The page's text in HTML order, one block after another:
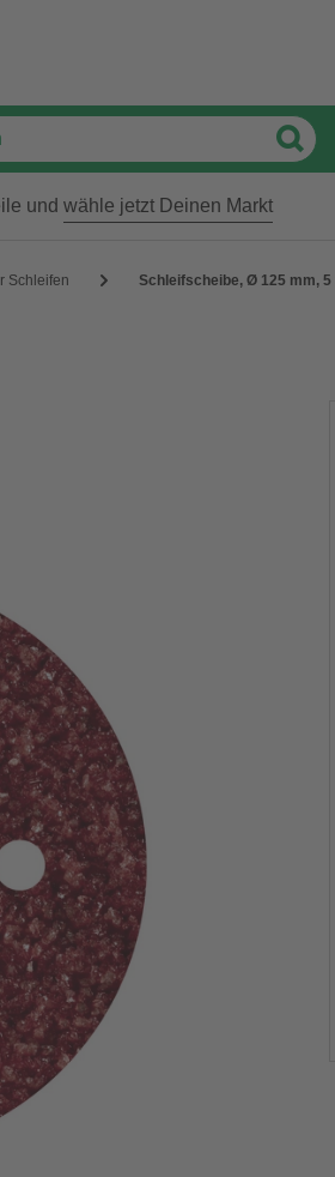
und wähle jetzt Deinen Markt
Schleifen Schleifscheibe, Ø 125 mm,